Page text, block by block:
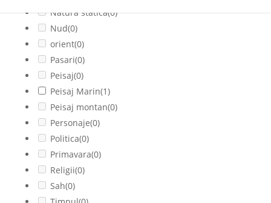
Natura statica(0)
Nud(0)
orient(0)
Pasari(0)
Peisaj(0)
Peisaj Marin(1)
Peisaj montan(0)
Personaje(0)
Politica(0)
Primavara(0)
Religii(0)
Sah(0)